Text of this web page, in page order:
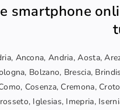
smartphone
Ancona, Andria, Aosta,
Bolzano, Brescia,
Cosenza, Cremona,
Iglesias, Imepria,